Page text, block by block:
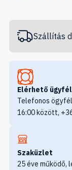
Szállítás
Elérhető
Telefonos
16:00 között,
Szaküzlet
25 éve működő,